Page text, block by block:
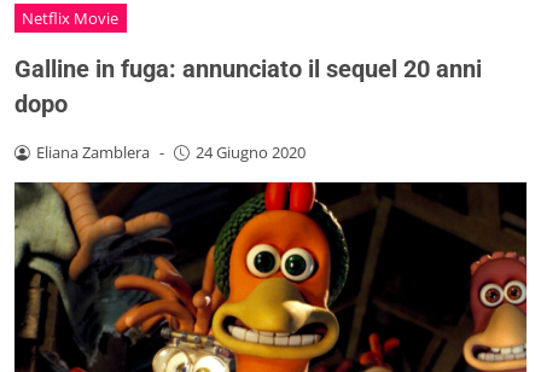
Netflix Movie
Galline in fuga: annunciato il sequel 20 anni
dopo
Eliana Zamblera - 24 Giugno 2020